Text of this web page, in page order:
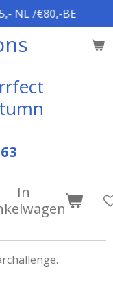
NL /€80,-BE
In